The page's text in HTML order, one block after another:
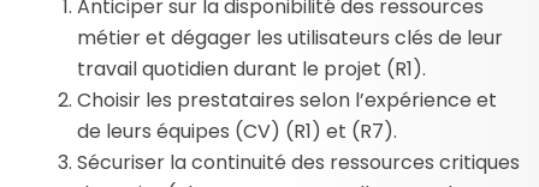
Anticiper sur la disponibilité des ressources
métier et dégager les utilisateurs clés de leur
travail quotidien durant le projet (R1).
Choisir les prestataires selon l’expérience et
de leurs équipes (CV) (R1) et (R7).
Sécuriser la continuité des ressources critiques